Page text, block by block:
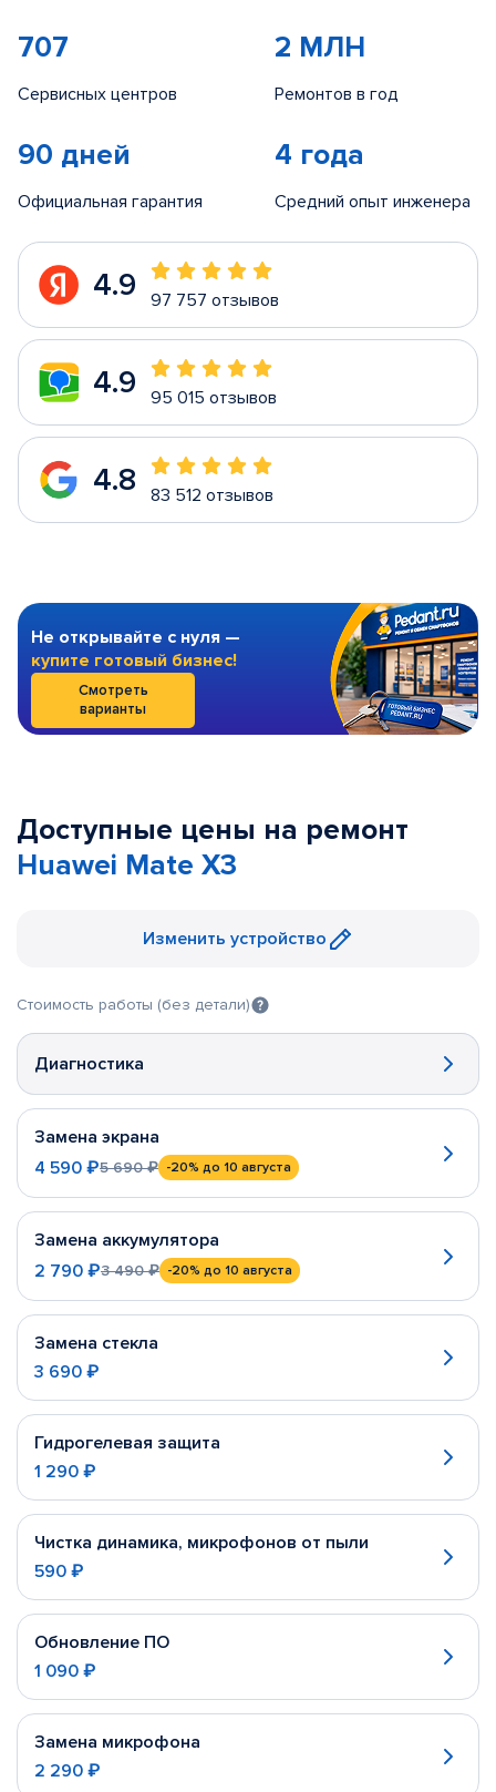
707
Сервисных центров
2 МЛН
Ремонтов в год
90 дней
Официальная гарантия
4 года
Средний опыт инженера
4.9 97 757 отзывов
4.9 95 015 отзывов
4.8 83 512 отзывов
Не открывайте с нуля —
купите готовый бизнес!
Смотреть
варианты
Доступные цены на ремонт
Huawei Mate X3
Изменить устройство
Стоимость работы (без детали)
Диагностика
Замена экрана
4 590 ₽5 690 ₽ -20% до 10 августа
Замена аккумулятора
2 790 ₽3 490 ₽ -20% до 10 августа
Замена стекла
3 690 ₽
Гидрогелевая защита
1 290 ₽
Чистка динамика, микрофонов от пыли
590 ₽
Обновление ПО
1 090 ₽
Замена микрофона
2 290 ₽